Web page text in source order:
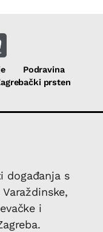
Podravina
prsten
događanja s
i